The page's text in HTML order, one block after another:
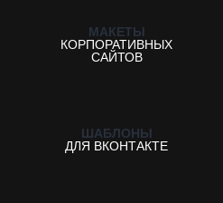
МАКЕТЫ
КОРПОРАТИВНЫХ
САЙТОВ
ШАБЛОНЫ
ДЛЯ ВКОНТАКТЕ